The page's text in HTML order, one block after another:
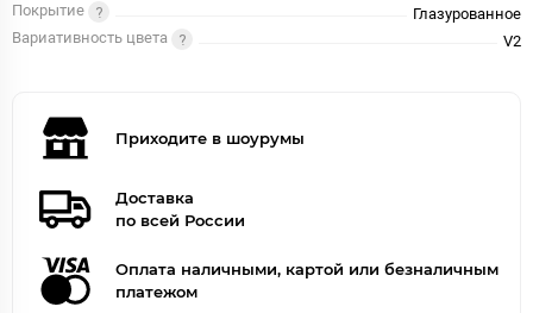
Покрытие
Глазурованное
Вариативность цвета
V2
Приходите в шоурумы
Доставка
по всей России
Оплата наличными, картой или безналичным
платежом